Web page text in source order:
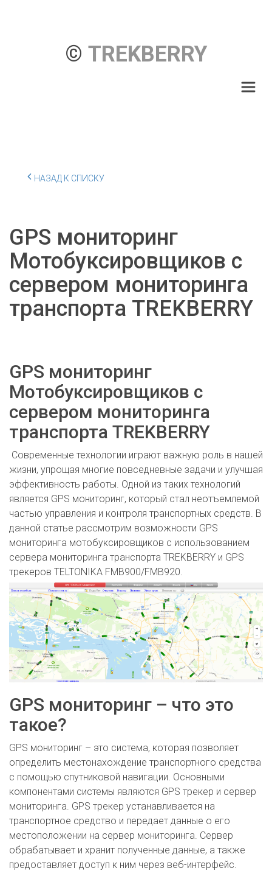
© TREKBERRY
НАЗАД К СПИСКУ
GPS мониторинг
Мотобуксировщиков с
сервером мониторинга
транспорта TREKBERRY
GPS мониторинг
Мотобуксировщиков с
сервером мониторинга
транспорта TREKBERRY
Современные технологии играют важную роль в нашей
жизни, упрощая многие повседневные задачи и улучшая
эффективность работы. Одной из таких технологий
является GPS мониторинг, который стал неотъемлемой
частью управления и контроля транспортных средств. В
данной статье рассмотрим возможности GPS
мониторинга мотобуксировщиков с использованием
сервера мониторинга транспорта TREKBERRY и GPS
трекеров TELTONIKA FMB900/FMB920.
GPS мониторинг – что это
такое?
GPS мониторинг – это система, которая позволяет
определить местонахождение транспортного средства
с помощью спутниковой навигации. Основными
компонентами системы являются GPS трекер и сервер
мониторинга. GPS трекер устанавливается на
транспортное средство и передает данные о его
местоположении на сервер мониторинга. Сервер
обрабатывает и хранит полученные данные, а также
предоставляет доступ к ним через веб-интерфейс.